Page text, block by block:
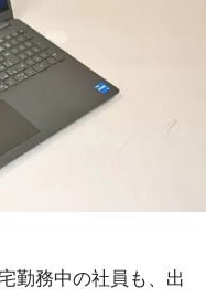
勤務中の社員も、出